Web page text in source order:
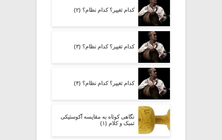
کدام تغییر؟ کدام نظام؟ (۲)
کدام تغییر؟ کدام نظام؟ (۳)
کدام تغییر؟ کدام نظام؟ (۴)
نگاهی کوتاه به مقایسه آکوستیکی
تمبک و کلام (۱)